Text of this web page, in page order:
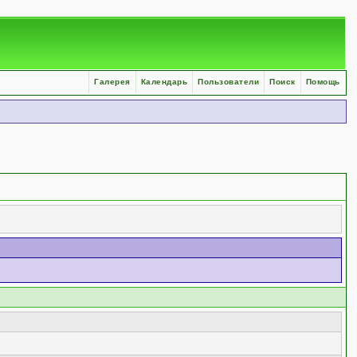
Помощь
Поиск
Пользователи
Календарь
Галерея